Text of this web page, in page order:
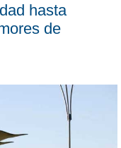
hasta
de